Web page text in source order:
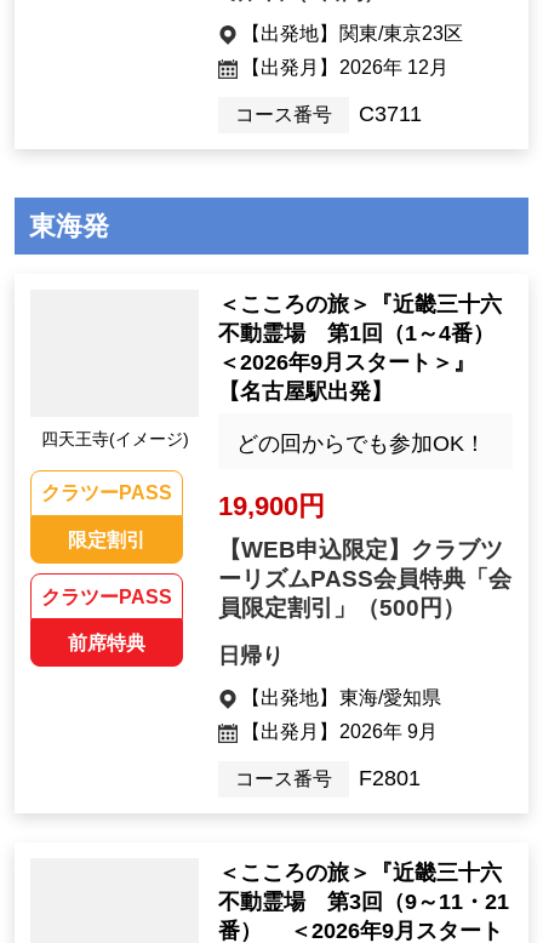
【出発地】 関東/東京23区
【出発月】 2026年 12月
コース番号 C3711
東海発
四天王寺(イメージ)
クラツーPASS
限定割引
クラツーPASS
前席特典
＜こころの旅＞『近畿三十六
不動霊場 第1回（1～4番）
＜2026年9月スタート＞』
【名古屋駅出発】
どの回からでも参加OK！
19,900円
【WEB申込限定】クラブツ
ーリズムPASS会員特典「会
員限定割引」
（500円）
日帰り
【出発地】 東海/愛知県
【出発月】 2026年 9月
コース番号 F2801
＜こころの旅＞『近畿三十六
不動霊場 第3回（9～11・21
番） ＜2026年9月スタート